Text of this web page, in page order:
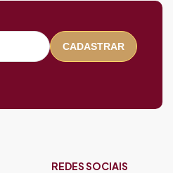
CADASTRAR
REDES SOCIAIS